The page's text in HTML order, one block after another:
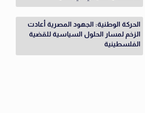
الحركة الوطنية: الجهود المصرية أعادت
الزخم لمسار الحلول السياسية للقضية
الفلسطينية